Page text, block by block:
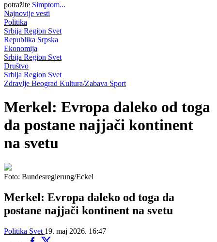
potražite Simptom...
Najnovije vesti
Politika
Srbija Region Svet
Republika Srpska
Ekonomija
Srbija Region Svet
Društvo
Srbija Region Svet
Zdravlje Beograd Kultura/Zabava Sport
Merkel: Evropa daleko od toga
da postane najjači kontinent
na svetu
Foto: Bundesregierung/Eckel
Merkel: Evropa daleko od toga da
postane najjači kontinent na svetu
Politika Svet 19. maj 2026. 16:47